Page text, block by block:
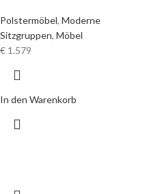
Polstermöbel, Moderne
Sitzgruppen, Möbel
€ 1.579
In den Warenkorb